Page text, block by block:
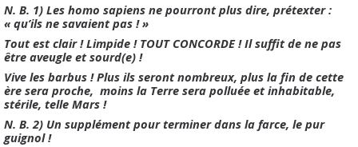
N. B. 1) Les homo sapiens ne pourront plus dire, prétexter :
« qu’ils ne savaient pas ! »
Tout est clair ! Limpide ! TOUT CONCORDE ! Il suffit de ne pas
être aveugle et sourd(e) !
Vive les barbus ! Plus ils seront nombreux, plus la fin de cette
ère sera proche, moins la Terre sera polluée et inhabitable,
stérile, telle Mars !
N. B. 2) Un supplément pour terminer dans la farce, le pur
guignol !